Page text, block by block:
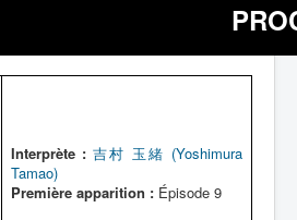
Interprète : 吉村 玉緒 (Yoshimura
Tamao)
Première apparition : Épisode 9